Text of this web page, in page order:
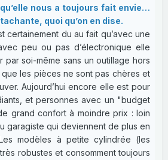
nous a toujours fait envie…
quoi qu’on en dise.
certainement du au fait qu’avec une
peu ou pas d’électronique elle
par soi-même sans un outillage hors
les pièces ne sont pas chères et
Aujourd’hui encore elle est pour
et personnes avec un "budget
grand confort à moindre prix : loin
garagiste qui deviennent de plus en
modèles à petite cylindrée (les
robustes et consomment toujours